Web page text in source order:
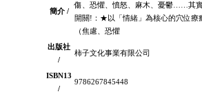
簡介 /
傷、恐懼、憤怒、麻木、憂鬱……其
開關!：★以「情緒」為核心的穴位療
（焦慮、恐懼
出版社
/
柿子文化事業有限公司
ISBN13
/
9786267845448